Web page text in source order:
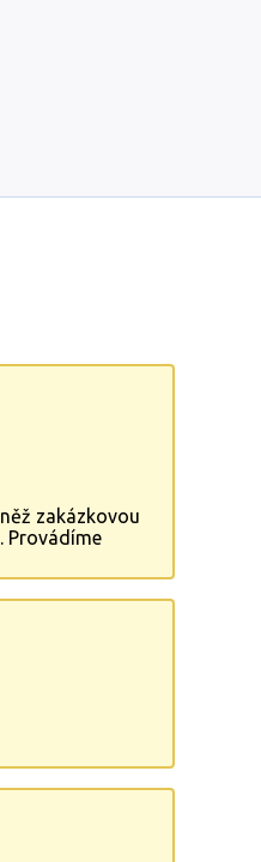
zakázkovou
Provádíme